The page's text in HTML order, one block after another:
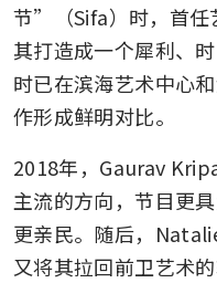
节”（Sifa）时，首任
其打造成一个犀利、
时已在滨海艺术中心
作形成鲜明对比。
2018年，Gaurav
主流的方向，节目更
更亲民。随后，
又将其拉回前卫艺术